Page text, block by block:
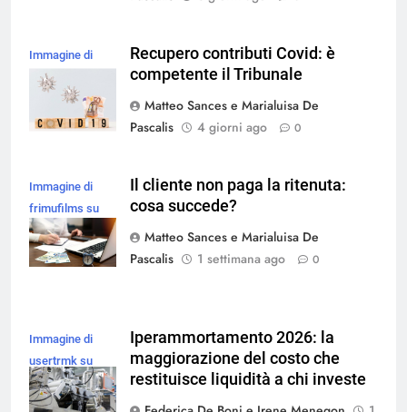
Immagine di
magnific
Recupero contributi Covid: è
competente il Tribunale
Matteo Sances e Marialuisa De
Pascalis
4 giorni ago 0
Immagine di
frimufilms su
Magnific
Il cliente non paga la ritenuta:
cosa succede?
Matteo Sances e Marialuisa De
Pascalis
1 settimana ago 0
Immagine di
usertrmk su
Magnific
Iperammortamento 2026: la
maggiorazione del costo che
restituisce liquidità a chi investe